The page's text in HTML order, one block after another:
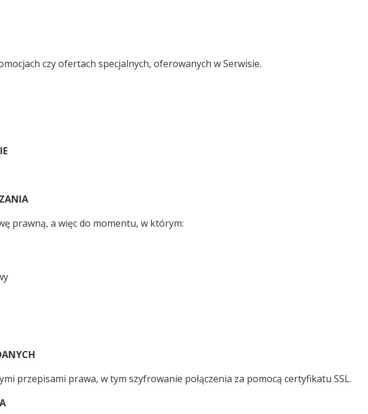
czy ofertach specjalnych, oferowanych w Serwisie.
prawną, a więc do momentu, w którym:
przepisami prawa, w tym szyfrowanie połączenia za pomocą certyfikatu SSL.